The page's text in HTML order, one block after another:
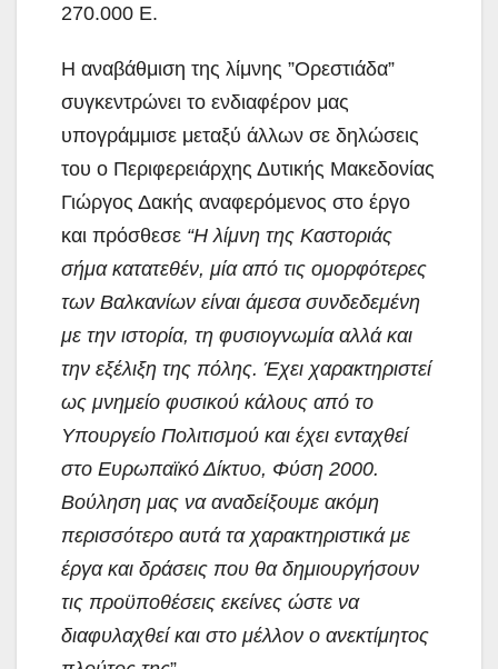
270.000 Ε.
Η αναβάθμιση της λίμνης ”Ορεστιάδα”
συγκεντρώνει το ενδιαφέρον μας
υπογράμμισε μεταξύ άλλων σε δηλώσεις
του ο Περιφερειάρχης Δυτικής Μακεδονίας
Γιώργος Δακής αναφερόμενος στο έργο
και πρόσθεσε “Η λίμνη της Καστοριάς
σήμα κατατεθέν, μία από τις ομορφότερες
των Βαλκανίων είναι άμεσα συνδεδεμένη
με την ιστορία, τη φυσιογνωμία αλλά και
την εξέλιξη της πόλης. Έχει χαρακτηριστεί
ως μνημείο φυσικού κάλους από το
Υπουργείο Πολιτισμού και έχει ενταχθεί
στο Ευρωπαϊκό Δίκτυο, Φύση 2000.
Βούληση μας να αναδείξουμε ακόμη
περισσότερο αυτά τα χαρακτηριστικά με
έργα και δράσεις που θα δημιουργήσουν
τις προϋποθέσεις εκείνες ώστε να
διαφυλαχθεί και στο μέλλον ο ανεκτίμητος